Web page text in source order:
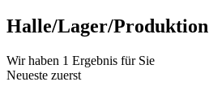
Halle/Lager/Produktion
Wir haben 1 Ergebnis für Sie
Neueste zuerst